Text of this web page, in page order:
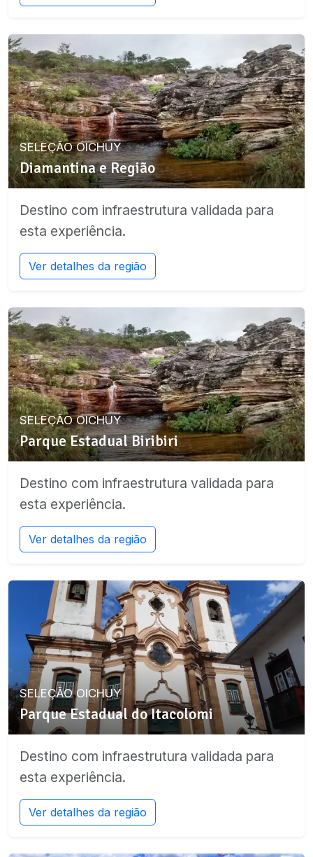
SELEÇÃO OICHUY
Diamantina e Região
Destino com infraestrutura validada para
esta experiência.
Ver detalhes da região
SELEÇÃO OICHUY
Parque Estadual Biribiri
Destino com infraestrutura validada para
esta experiência.
Ver detalhes da região
SELEÇÃO OICHUY
Parque Estadual do Itacolomi
Destino com infraestrutura validada para
esta experiência.
Ver detalhes da região